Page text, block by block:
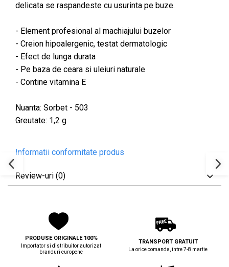
delicata se raspandeste cu usurinta pe buze.
- Element profesional al machiajului buzelor
- Creion hipoalergenic, testat dermatologic
- Efect de lunga durata
- Pe baza de ceara si uleiuri naturale
- Contine vitamina E
Nuanta: Sorbet - 503
Greutate: 1,2 g
Informatii conformitate produs
Review-uri (0)
PRODUSE ORIGINALE 100%
Importator si distribuitor autorizat
branduri europene
TRANSPORT GRATUIT
La orice comanda, intre 7-8 martie